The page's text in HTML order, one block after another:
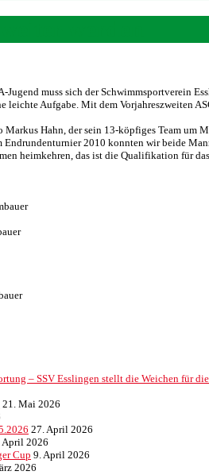
Jugend muss sich der Schwimmsportverein
leichte Aufgabe. Mit dem Vorjahreszweiten
Markus Hahn, der sein 13-köpfiges Team
2010 konnten wir beide
heimkehren, das ist die Qualifikation für
– SSV Esslingen stellt die Weichen für
21. Mai 2026
27. April 2026
April 2026
Cup 9. April 2026
2026